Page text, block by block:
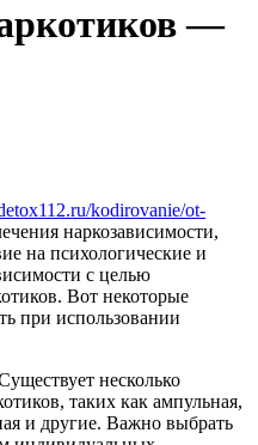
—
kodirovanie/ot-
наркозависимости,
на психологические и
с целью
Вот некоторые
при использовании
несколько
таких как ампульная,
и другие. Важно выбрать